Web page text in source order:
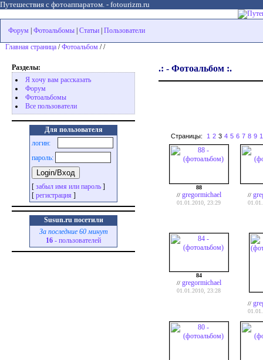
Путешествия с фотоаппаратом. - fotourizm.ru
Форум Фотоальбомы Статьи Пользователи
Главная страница /Фотоальбом / /
Разделы:
Я хочу вам рассказать
Форум
Фотоальбомы
Все пользователи
Для пользователя
логин:
пароль:
[ забыл имя или пароль ]
[ регистрация ]
Susun.ru посетили
За последние 60 минут
16 - пользователей
.: - Фотоальбом :.
Страницы: 1 2 3 4 5 6 7 8 9
88
// gregormichael
01.01.2010, 23:29
//
84
// gregormichael
01.01.2010, 23:28
//